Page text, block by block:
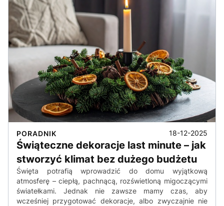
PORADNIK 18-12-2025
Świąteczne dekoracje last minute – jak
stworzyć klimat bez dużego budżetu
Święta potrafią wprowadzić do domu wyjątkową
atmosferę – ciepłą, pachnącą, rozświetloną migoczącymi
światełkami. Jednak nie zawsze mamy czas, aby
wcześniej przygotować dekoracje, albo zwyczajnie nie